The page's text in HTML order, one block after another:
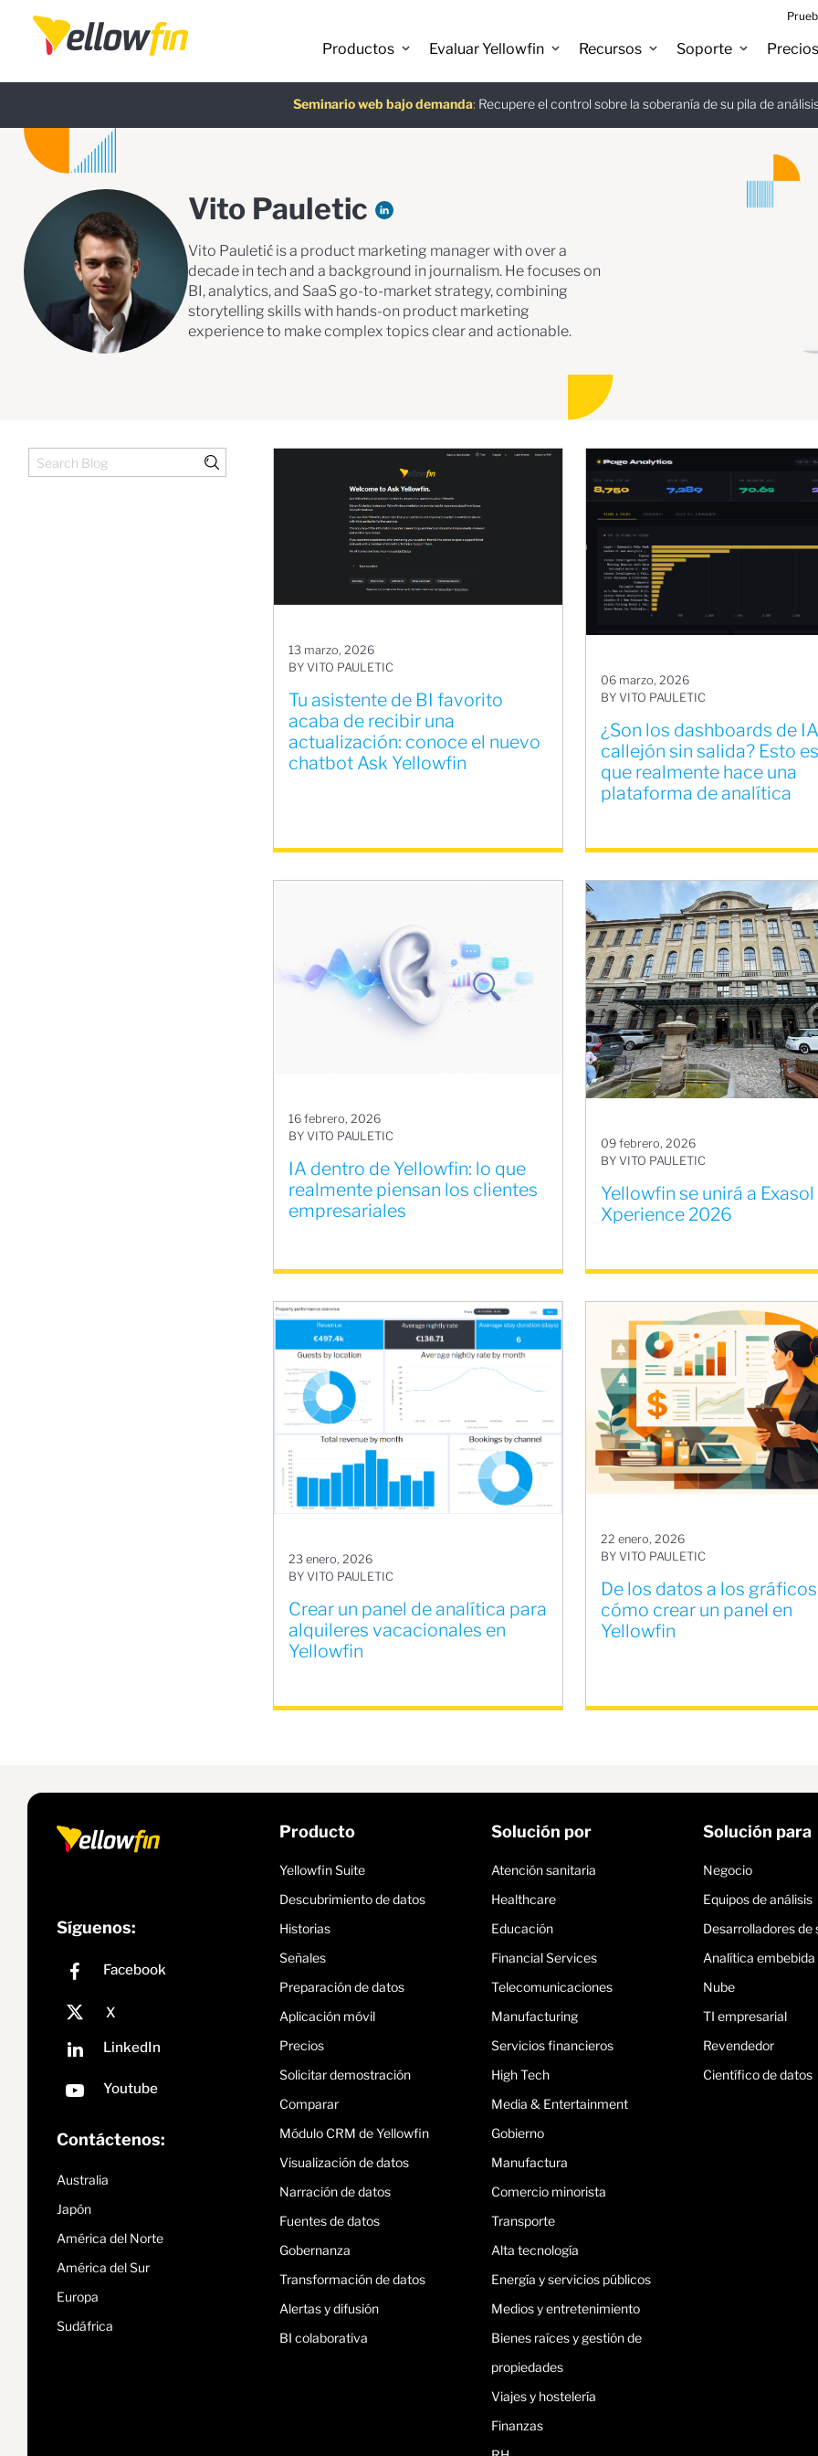
Productos Evaluar Yellowfin Recursos Soporte Precios
Seminario web bajo demanda: Recupere el control sobre la soberanía de su pila de
Última versión Guía gratuita:
Asistentes de chatbot con IA:
Vito Pauletic
Vito Pauletić is a product marketing manager with over a
decade in tech and a background in journalism. He focuses on
BI, analytics, and SaaS go-to-market strategy, combining
storytelling skills with hands-on product marketing
experience to make complex topics clear and actionable.
13 marzo, 2026
BY VITO PAULETIC
Tu asistente de BI favorito
acaba de recibir una
actualización: conoce el nuevo
chatbot Ask Yellowfin
06 marzo, 2026
BY VITO PAULETIC
¿Son los dashboards de
callejón sin salida? Esto
que realmente hace una
plataforma de analítica
16 febrero, 2026
BY VITO PAULETIC
IA dentro de Yellowfin: lo que
realmente piensan los clientes
empresariales
09 febrero, 2026
BY VITO PAULETIC
Yellowfin se unirá a Exasol
Xperience 2026
23 enero, 2026
BY VITO PAULETIC
Crear un panel de analítica para
alquileres vacacionales en
Yellowfin
22 enero, 2026
BY VITO PAULETIC
De los datos a los
cómo crear un panel en
Yellowfin
Síguenos:
Contáctenos:
Australia
Japón
América del Norte
América del Sur
Europa
Sudáfrica
Producto
Yellowfin Suite
Descubrimiento de datos
Historias
Señales
Preparación de datos
Aplicación móvil
Precios
Solicitar demostración
Comparar
Módulo CRM de Yellowfin
Visualización de datos
Narración de datos
Fuentes de datos
Gobernanza
Transformación de datos
Alertas y difusión
BI colaborativa
Solución por
Atención sanitaria
Healthcare
Educación
Financial Services
Telecomunicaciones
Manufacturing
Servicios financieros
High Tech
Media & Entertainment
Gobierno
Manufactura
Comercio minorista
Transporte
Alta tecnología
Energía y servicios públicos
Medios y entretenimiento
Bienes raíces y gestión de
propiedades
Viajes y hostelería
Finanzas
Solución para
Negocio
Equipos de análisis
Desarrolladores de
Analítica embebida
Nube
TI empresarial
Revendedor
Científico de datos